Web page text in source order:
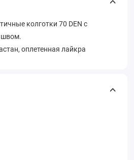
колготки 70 DEN с
швом.
оплетенная лайкра